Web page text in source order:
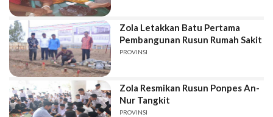
Zola Letakkan Batu Pertama
Pembangunan Rusun Rumah Sakit
PROVINSI
Zola Resmikan Rusun Ponpes An-
Nur Tangkit
PROVINSI